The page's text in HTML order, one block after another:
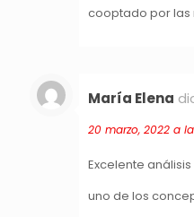
cooptado por las
María Elena
20 marzo, 2022 a
Excelente
uno de los